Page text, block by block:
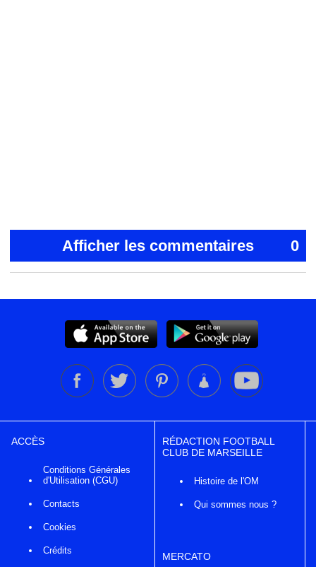
Afficher les commentaires 0
ACCÈS
Conditions Générales
d'Utilisation (CGU)
Contacts
Cookies
Crédits
RÉDACTION FOOTBALL
CLUB DE MARSEILLE
Histoire de l'OM
Qui sommes nous ?
MERCATO